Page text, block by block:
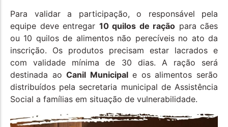
Para validar a participação, o responsável pela
equipe deve entregar 10 quilos de ração para cães
ou 10 quilos de alimentos não perecíveis no ato da
inscrição. Os produtos precisam estar lacrados e
com validade mínima de 30 dias. A ração será
destinada aoCanil Municipale os alimentos serão
distribuídos pela secretaria municipal de Assistência
Social a famílias em situação de vulnerabilidade.